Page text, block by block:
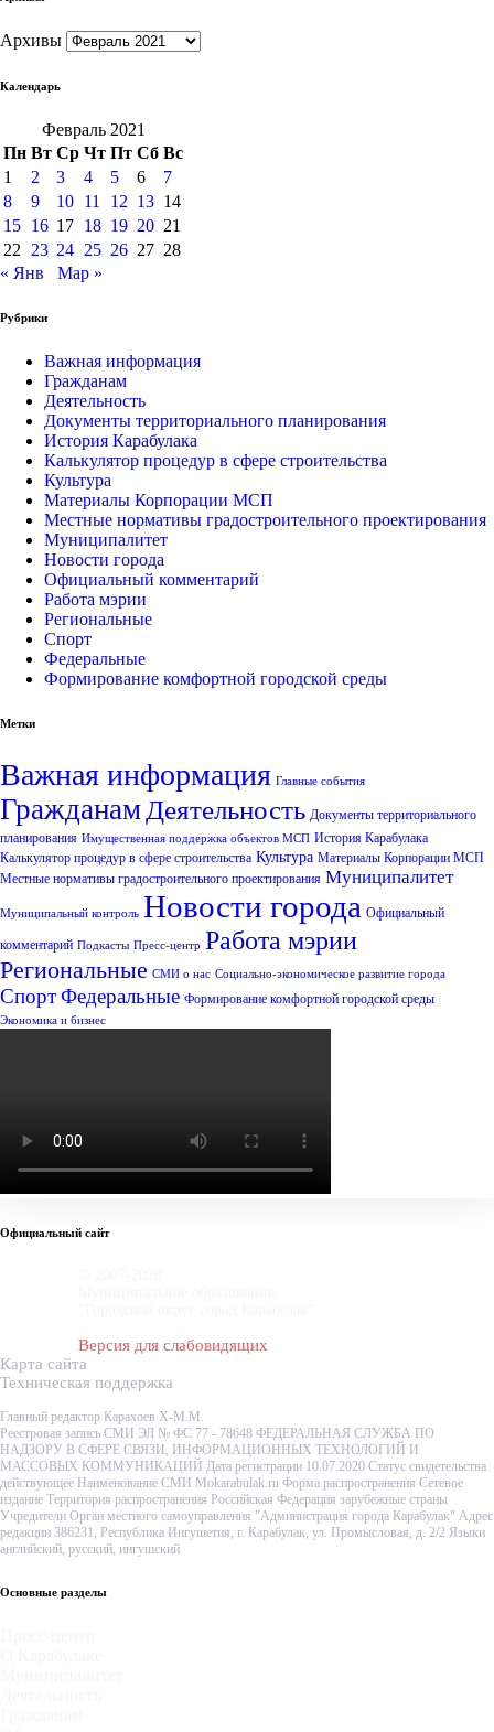
Архивы
Календарь
Февраль 2021
Пн Вт Ср Чт Пт Сб Вс
1
2 3 4 5 6
7
8
9 10 11 12 13 14
15 16 17 18 19 20 21
22
23 24 25 26 27 28
« Янв
Мар »
Рубрики
Важная информация
Гражданам
Деятельность
Документы территориального планирования
История Карабулака
Калькулятор процедур в сфере строительства
Культура
Материалы Корпорации МСП
Местные нормативы градостроительного проектирования
Муниципалитет
Новости города
Официальный комментарий
Работа мэрии
Региональные
Спорт
Федеральные
Формирование комфортной городской среды
Метки
Важная информация Главные события
Гражданам Деятельность Документы территориального
планирования Имущественная поддержка объектов МСП История Карабулака
Калькулятор процедур в сфере строительства Культура Материалы Корпорации МСП
Местные нормативы градостроительного проектирования Муниципалитет
Муниципальный контроль Новости города Официальный
комментарий Подкасты Пресс-центр Работа мэрии
Региональные СМИ о нас Социально-экономическое развитие города
СпортФедеральные Формирование комфортной городской среды
Экономика и бизнес
Официальный сайт
Версия для слабовидящих
Карта сайта
Техническая поддержка
Главный редактор Карахоев Х-М.М.
Реестровая запись СМИ ЭЛ № ФС 77 - 78648 ФЕДЕРАЛЬНАЯ СЛУЖБА ПО
НАДЗОРУ В СФЕРЕ СВЯЗИ, ИНФОРМАЦИОННЫХ ТЕХНОЛОГИЙ И
МАССОВЫХ КОММУНИКАЦИЙ Дата регистрации 10.07.2020 Статус свидетельства
действующее Наименование СМИ Mokarabulak.ru Форма распространения Сетевое
издание Территория распространения Российская Федерация зарубежные страны
Учредители Орган местного самоуправления "Администрация города Карабулак" Адрес
редакции 386231, Республика Ингушетия, г. Карабулак, ул. Промысловая, д. 2/2 Языки
английский, русский, ингушский
Основные разделы